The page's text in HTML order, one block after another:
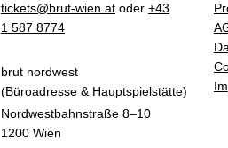
tickets@brut-wien.at oder +43
1 587 8774
brut nordwest
(Büroadresse & Hauptspielstätte)
Nordwestbahnstraße 8–10
1200 Wien